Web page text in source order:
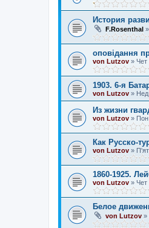
История
F.Rosenthal »
оповідання
von Lutzov » Чет
1903. 6-я
von Lutzov » Нед
Из жизни
von Lutzov » Пон
Как Русско-
von Lutzov »
1860-1925.
von Lutzov » Чет
Белое
von Lutzov »